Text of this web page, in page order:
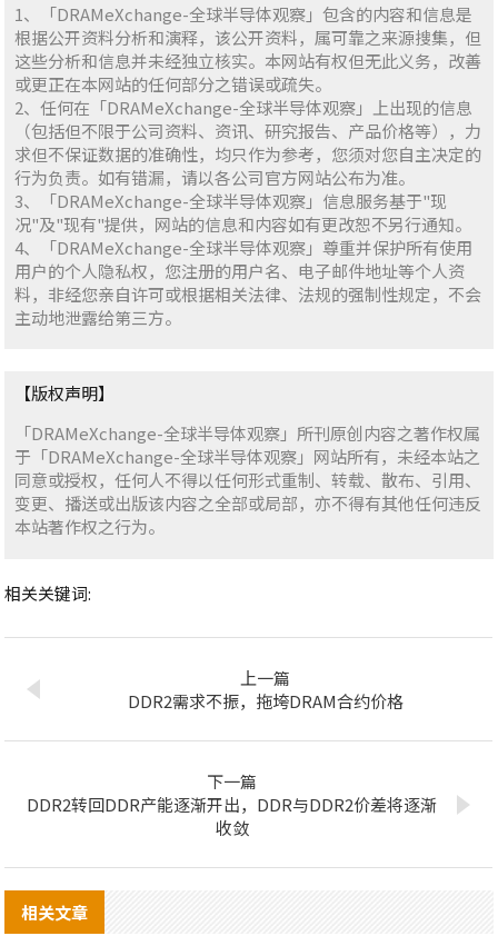
1、「DRAMeXchange-全球半导体观察」包含的内容和信息是
根据公开资料分析和演释，该公开资料，属可靠之来源搜集，但
这些分析和信息并未经独立核实。本网站有权但无此义务，改善
或更正在本网站的任何部分之错误或疏失。
2、任何在「DRAMeXchange-全球半导体观察」上出现的信息
（包括但不限于公司资料、资讯、研究报告、产品价格等），力
求但不保证数据的准确性，均只作为参考，您须对您自主决定的
行为负责。如有错漏，请以各公司官方网站公布为准。
3、「DRAMeXchange-全球半导体观察」信息服务基于"现
况"及"现有"提供，网站的信息和内容如有更改恕不另行通知。
4、「DRAMeXchange-全球半导体观察」尊重并保护所有使用
用户的个人隐私权，您注册的用户名、电子邮件地址等个人资
料，非经您亲自许可或根据相关法律、法规的强制性规定，不会
主动地泄露给第三方。
【版权声明】
「DRAMeXchange-全球半导体观察」所刊原创内容之著作权属
于「DRAMeXchange-全球半导体观察」网站所有，未经本站之
同意或授权，任何人不得以任何形式重制、转载、散布、引用、
变更、播送或出版该内容之全部或局部，亦不得有其他任何违反
本站著作权之行为。
相关关键词:
上一篇
DDR2需求不振，拖垮DRAM合约价格
下一篇
DDR2转回DDR产能逐渐开出，DDR与DDR2价差将逐渐
收敛
相关文章